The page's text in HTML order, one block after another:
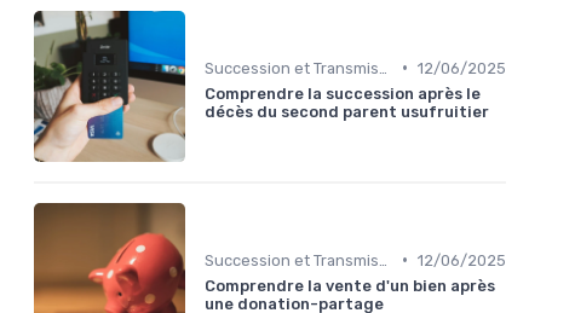
• 12/06/2025
Comprendre la succession après le
décès du second parent usufruitier
• 12/06/2025
Comprendre la vente d'un bien après
une donation-partage